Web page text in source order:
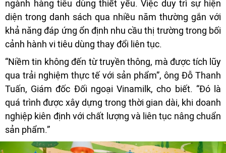
ngành hàng tiêu dùng thiết yếu. Việc duy trì sự hiện
diện trong danh sách qua nhiều năm thường gắn với
khả năng đáp ứng ổn định nhu cầu thị trường trong bối
cảnh hành vi tiêu dùng thay đổi liên tục.
“Niềm tin không đến từ truyền thông, mà được tích lũy
qua trải nghiệm thực tế với sản phẩm”, ông Đỗ Thanh
Tuấn, Giám đốc Đối ngoại Vinamilk, cho biết. “Đó là
quá trình được xây dựng trong thời gian dài, khi doanh
nghiệp kiên định với chất lượng và liên tục nâng chuẩn
sản phẩm.”